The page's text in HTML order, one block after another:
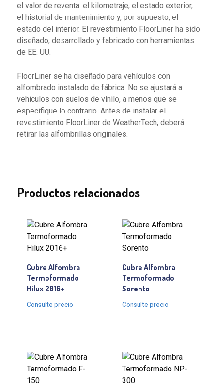
el valor de reventa: el kilometraje, el estado exterior,
el historial de mantenimiento y, por supuesto, el
estado del interior. El revestimiento FloorLiner ha sido
diseñado, desarrollado y fabricado con herramientas
de EE. UU.
FloorLiner se ha diseñado para vehículos con
alfombrado instalado de fábrica. No se ajustará a
vehículos con suelos de vinilo, a menos que se
especifique lo contrario. Antes de instalar el
revestimiento FloorLiner de WeatherTech, deberá
retirar las alfombrillas originales.
Productos relacionados
Cubre Alfombra
Termoformado
Hilux 2016+
Consulte precio
Cubre Alfombra
Termoformado
Sorento
Consulte precio